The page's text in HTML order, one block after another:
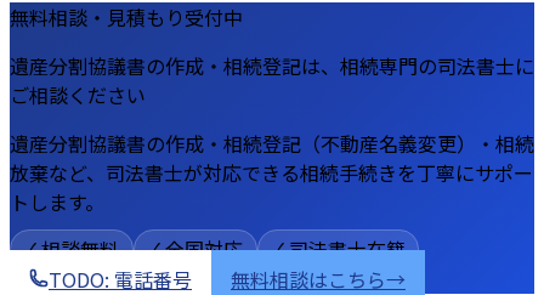
無料相談・見積もり受付中
遺産分割協議書の作成・相続登記は、相続専門の司法書士に
ご相談ください
遺産分割協議書の作成・相続登記（不動産名義変更）・相続
放棄など、司法書士が対応できる相続手続きを丁寧にサポー
トします。
✓ 相談無料
✓ 全国対応
✓ 司法書士在籍
TODO: 電話番号
無料相談はこちら→